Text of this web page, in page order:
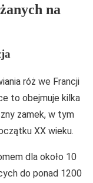
na
róż we Francji
to obejmuje kilka
zamek, w tym
XX wieku.
dla około 10
do ponad 1200